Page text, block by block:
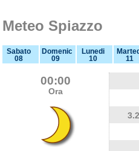
Meteo Spiazzo
Sabato
08
Domenica
09
Lunedi
10
11
00:00
Ora